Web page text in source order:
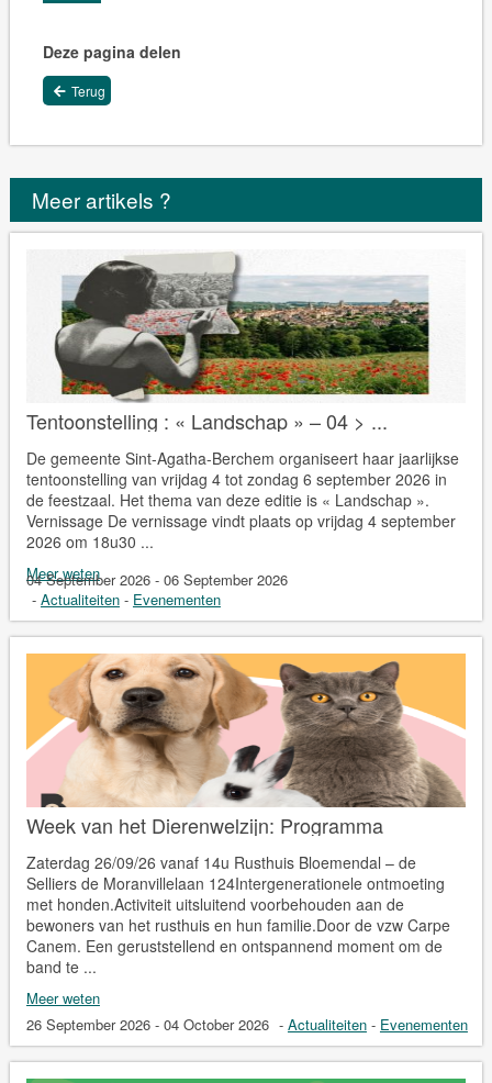
Deze pagina delen
Terug
Meer artikels ?
Tentoonstelling : « Landschap » – 04 > ...
De gemeente Sint-Agatha-Berchem organiseert haar jaarlijkse
tentoonstelling van vrijdag 4 tot zondag 6 september 2026 in
de feestzaal. Het thema van deze editie is « Landschap ».
Vernissage De vernissage vindt plaats op vrijdag 4 september
2026 om 18u30 ...
Meer weten
04 September 2026 - 06 September 2026
- Actualiteiten- Evenementen
Week van het Dierenwelzijn: Programma
Zaterdag 26/09/26 vanaf 14u Rusthuis Bloemendal – de
Selliers de Moranvillelaan 124Intergenerationele ontmoeting
met honden.Activiteit uitsluitend voorbehouden aan de
bewoners van het rusthuis en hun familie.Door de vzw Carpe
Canem. Een geruststellend en ontspannend moment om de
band te ...
Meer weten
26 September 2026 - 04 October 2026 - Actualiteiten- Evenementen